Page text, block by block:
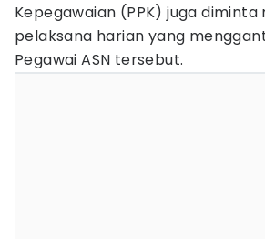
Kepegawaian (PPK) juga diminta
pelaksana harian yang
Pegawai ASN tersebut.